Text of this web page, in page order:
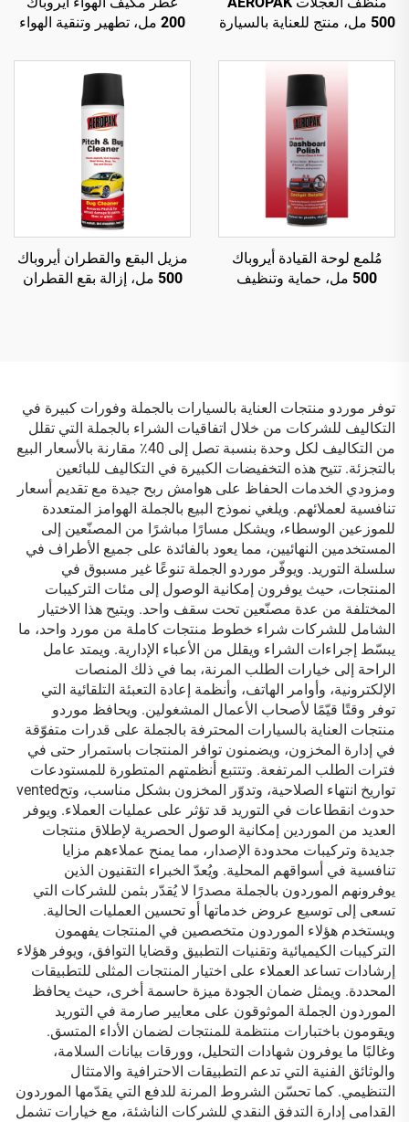
500 مل، منتج للعناية بالسيارة
السيارة
200 مل، تطهير وتنقية الهواء
مُلمع لوحة القيادة أيروباك
500 مل، حماية وتنظيف
مزيل البقع والقطران أيروباك
500 مل، إزالة بقع القطران
توفر موردو منتجات العناية بالسيارات بالجملة وفورات كبيرة في
التكاليف للشركات من خلال اتفاقيات الشراء بالجملة التي تقلل
من التكاليف لكل وحدة بنسبة تصل إلى 40٪ مقارنة بالأسعار البيع
بالتجزئة. تتيح هذه التخفيضات الكبيرة في التكاليف للبائعين
ومزودي الخدمات الحفاظ على هوامش ربح جيدة مع تقديم أسعار
تنافسية لعملائهم. ويلغي نموذج البيع بالجملة الهوامز المتعددة
للموزعين الوسطاء، ويشكل مسارًا مباشرًا من المصنّعين إلى
المستخدمين النهائيين، مما يعود بالفائدة على جميع الأطراف في
سلسلة التوريد. ويوفّر موردو الجملة تنوعًا غير مسبوق في
المنتجات، حيث يوفرون إمكانية الوصول إلى مئات التركيبات
المختلفة من عدة مصنّعين تحت سقف واحد. ويتيح هذا الاختيار
الشامل للشركات شراء خطوط منتجات كاملة من مورد واحد، ما
يبسّط إجراءات الشراء ويقلل من الأعباء الإدارية. ويمتد عامل
الراحة إلى خيارات الطلب المرنة، بما في ذلك المنصات
الإلكترونية، وأوامر الهاتف، وأنظمة إعادة التعبئة التلقائية التي
توفر وقتًا قيّمًا لأصحاب الأعمال المشغولين. ويحافظ موردو
منتجات العناية بالسيارات المحترفة بالجملة على قدرات متفوّقة
في إدارة المخزون، ويضمنون توافر المنتجات باستمرار حتى في
فترات الطلب المرتفعة. وتتتبع أنظمتهم المتطورة للمستودعات
تواريخ انتهاء الصلاحية، وتدوّر المخزون بشكل مناسب، وتحvented
حدوث انقطاعات في التوريد قد تؤثر على عمليات العملاء. ويوفر
العديد من الموردين إمكانية الوصول الحصرية لإطلاق منتجات
جديدة وتركيبات محدودة الإصدار، مما يمنح عملاءهم مزايا
تنافسية في أسواقهم المحلية. ويُعدّ الخبراء التقنيون الذين
يوفرونهم الموردون بالجملة مصدرًا لا يُقدّر بثمن للشركات التي
تسعى إلى توسيع عروض خدماتها أو تحسين العمليات الحالية.
ويستخدم هؤلاء الموردون متخصصين في المنتجات يفهمون
التركيبات الكيميائية وتقنيات التطبيق وقضايا التوافق، ويوفر هؤلاء
إرشادات تساعد العملاء على اختيار المنتجات المثلى للتطبيقات
المحددة. ويمثل ضمان الجودة ميزة حاسمة أخرى، حيث يحافظ
الموردون الجملة الموثوقون على معايير صارمة في التوريد
ويقومون باختبارات منتظمة للمنتجات لضمان الأداء المتسق.
وغالبًا ما يوفرون شهادات التحليل، وورقات بيانات السلامة،
والوثائق الفنية التي تدعم التطبيقات الاحترافية والامتثال
التنظيمي. كما تحسّن الشروط المرنة للدفع التي يقدّمها الموردون
القدامى إدارة التدفق النقدي للشركات الناشئة، مع خيارات تشمل